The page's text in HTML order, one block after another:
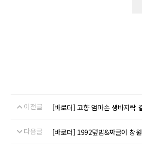
이전글 [바로더] 고향 엄마손 생바지락
다음글 [바로더] 1992덮밥&짜글이 창